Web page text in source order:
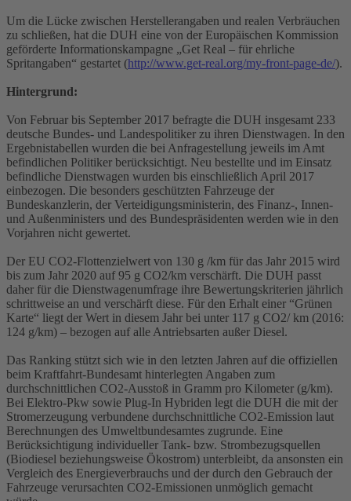
Um die Lücke zwischen Herstellerangaben und realen Verbräuchen
zu schließen, hat die DUH eine von der Europäischen Kommission
geförderte Informationskampagne „Get Real – für ehrliche
Spritangaben“ gestartet (http://www.get-real.org/my-front-page-de/).
Hintergrund:
Von Februar bis September 2017 befragte die DUH insgesamt 233
deutsche Bundes- und Landespolitiker zu ihren Dienstwagen. In den
Ergebnistabellen wurden die bei Anfragestellung jeweils im Amt
befindlichen Politiker berücksichtigt. Neu bestellte und im Einsatz
befindliche Dienstwagen wurden bis einschließlich April 2017
einbezogen. Die besonders geschützten Fahrzeuge der
Bundeskanzlerin, der Verteidigungsministerin, des Finanz-, Innen-
und Außenministers und des Bundespräsidenten werden wie in den
Vorjahren nicht gewertet.
Der EU CO2-Flottenzielwert von 130 g /km für das Jahr 2015 wird
bis zum Jahr 2020 auf 95 g CO2/km verschärft. Die DUH passt
daher für die Dienstwagenumfrage ihre Bewertungskriterien jährlich
schrittweise an und verschärft diese. Für den Erhalt einer “Grünen
Karte“ liegt der Wert in diesem Jahr bei unter 117 g CO2/ km (2016:
124 g/km) – bezogen auf alle Antriebsarten außer Diesel.
Das Ranking stützt sich wie in den letzten Jahren auf die offiziellen
beim Kraftfahrt-Bundesamt hinterlegten Angaben zum
durchschnittlichen CO2-Ausstoß in Gramm pro Kilometer (g/km).
Bei Elektro-Pkw sowie Plug-In Hybriden legt die DUH die mit der
Stromerzeugung verbundene durchschnittliche CO2-Emission laut
Berechnungen des Umweltbundesamtes zugrunde. Eine
Berücksichtigung individueller Tank- bzw. Strombezugsquellen
(Biodiesel beziehungsweise Ökostrom) unterbleibt, da ansonsten ein
Vergleich des Energieverbrauchs und der durch den Gebrauch der
Fahrzeuge verursachten CO2-Emissionen unmöglich gemacht